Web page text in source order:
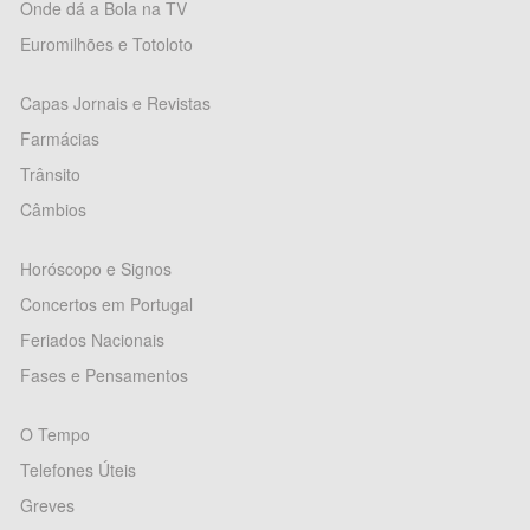
Onde dá a Bola na TV
Euromilhões e Totoloto
Capas Jornais e Revistas
Farmácias
Trânsito
Câmbios
Horóscopo e Signos
Concertos em Portugal
Feriados Nacionais
Fases e Pensamentos
O Tempo
Telefones Úteis
Greves